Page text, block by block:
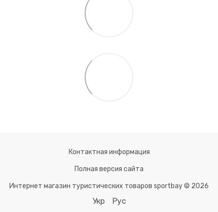
Контактная информация
Полная версия сайта
Интернет магазин туристических товаров sportbay © 2026
Укр Рус